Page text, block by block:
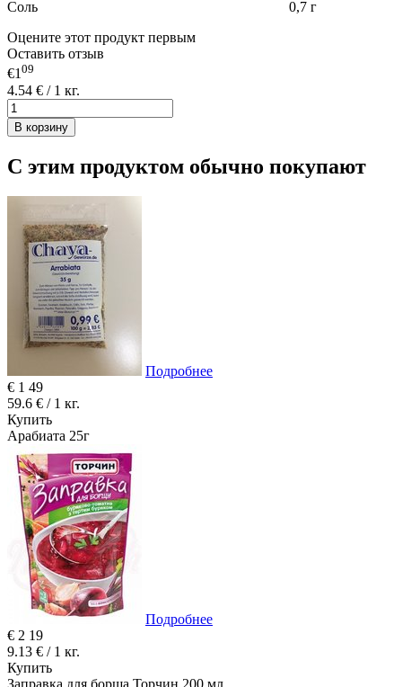
Соль 0,7 г
Оцените этот продукт первым
Оставить отзыв
€109
4.54 € / 1 кг.
В корзину
С этим продуктом обычно покупают
Подробнее
€ 1 49
59.6 € / 1 кг.
Купить
Арабиата 25г
Подробнее
€ 2 19
9.13 € / 1 кг.
Купить